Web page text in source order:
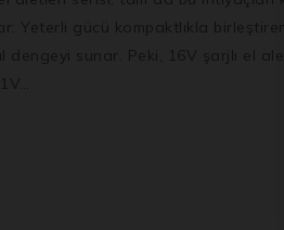
dengeyi sunar. Peki, 16V şarjlı el